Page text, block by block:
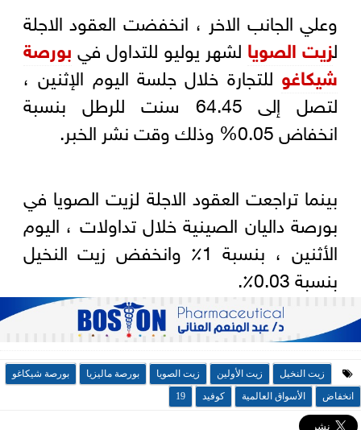
وعلي الجانب الاخر ، انخفضت العقود الاجلة
لزيت الصويا لشهر يوليو للتداول فيبورصة
شيكاغو للتجارة خلال جلسة اليوم الإثنين ،
لتصل إلى 64.45 سنت للرطل بنسبة
انخفاض 0.05% وذلك وقت نشر الخبر.
بينما تراجعت العقود الاجلة لزيت الصويا في
بورصة داليان الصينية خلال تداولات ، اليوم
الأثنين ، بنسبة 1٪ وانخفض زيت النخيل
بنسبة 0.03٪.
زيت النخيل زيت الأولين زيت الصويا بورصة ماليزيا
بورصة شيكاغو
انخفاض
الأسواق العالمية كوفيد 19